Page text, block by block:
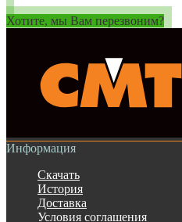
Хотите, мы Вам перезвоним?
Информация
Скачать
История
Доставка
Условия соглашения